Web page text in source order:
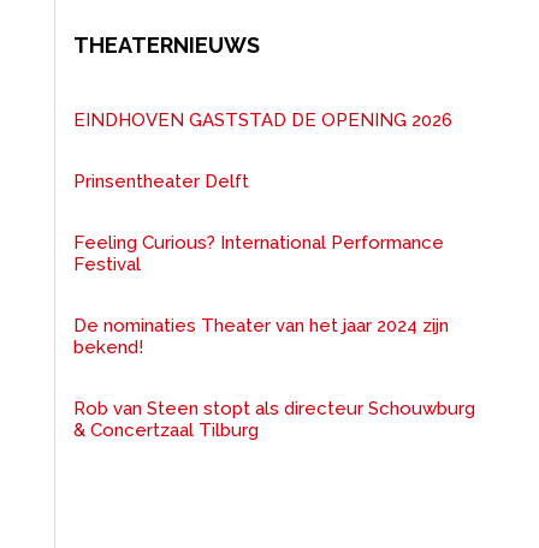
THEATERNIEUWS
EINDHOVEN GASTSTAD DE OPENING 2026
Prinsentheater Delft
Feeling Curious? International Performance
Festival
De nominaties Theater van het jaar 2024 zijn
bekend!
Rob van Steen stopt als directeur Schouwburg
& Concertzaal Tilburg